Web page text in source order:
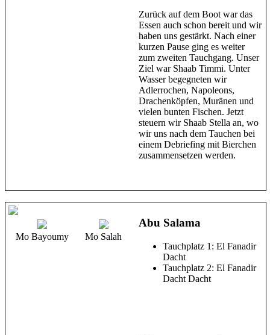
Zurück auf dem Boot war das
Essen auch schon bereit und wir
haben uns gestärkt. Nach einer
kurzen Pause ging es weiter
zum zweiten Tauchgang. Unser
Ziel war Shaab Timmi. Unter
Wasser begegneten wir
Adlerrochen, Napoleons,
Drachenköpfen, Muränen und
vielen bunten Fischen. Jetzt
steuern wir Shaab Stella an, wo
wir uns nach dem Tauchen bei
einem Debriefing mit Bierchen
zusammensetzen werden.
Mo Bayoumy Mo Salah
Abu Salama
Tauchplatz 1: El Fanadir
Dacht
Tauchplatz 2: El Fanadir
Dacht Dacht